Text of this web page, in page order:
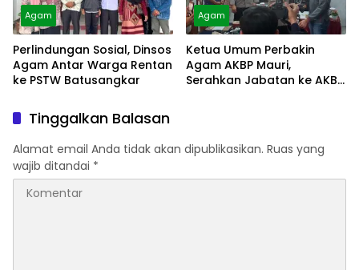
Agam
Perlindungan Sosial, Dinsos
Agam Antar Warga Rentan
ke PSTW Batusangkar
Agam
Ketua Umum Perbakin
Agam AKBP Mauri,
Serahkan Jabatan ke AKBP
Tinggalkan Balasan
Alamat email Anda tidak akan dipublikasikan. Ruas yang
wajib ditandai *